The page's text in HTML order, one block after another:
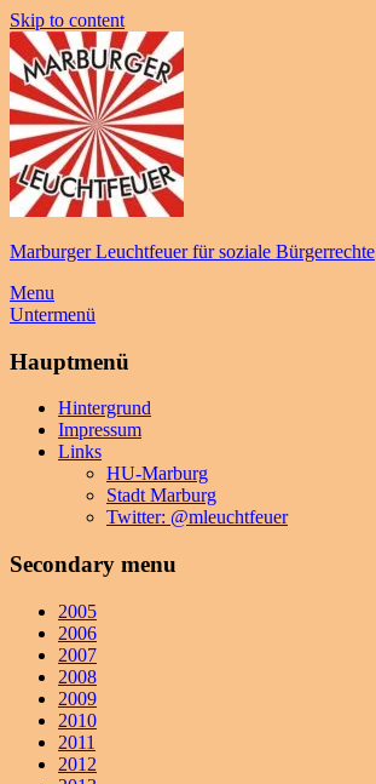
Skip to content
Marburger Leuchtfeuer für soziale Bürgerrechte
Menu
Untermenü
Hauptmenü
Hintergrund
Impressum
Links
HU-Marburg
Stadt Marburg
Twitter: @mleuchtfeuer
Secondary menu
2005
2006
2007
2008
2009
2010
2011
2012